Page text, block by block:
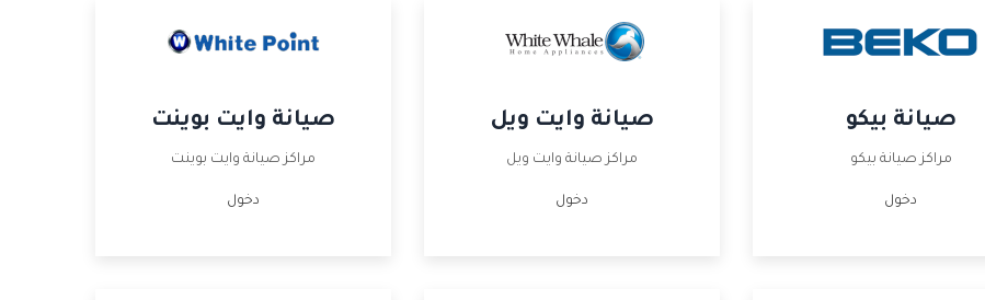
صيانة بيكو
مراكز صيانة بيكو
دخول
صيانة وايت ويل
مراكز صيانة وايت ويل
دخول
صيانة وايت بوينت
مراكز صيانة وايت بوينت
دخول